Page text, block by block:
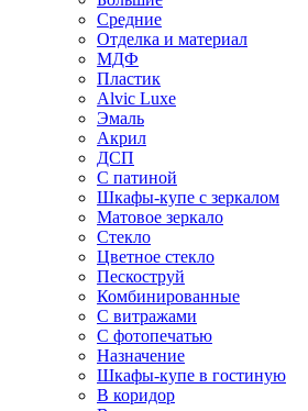
Средние
Отделка и материал
МДФ
Пластик
Alvic Luxe
Эмаль
Акрил
ДСП
С патиной
Шкафы-купе с зеркалом
Матовое зеркало
Стекло
Цветное стекло
Пескоструй
Комбинированные
С витражами
С фотопечатью
Назначение
Шкафы-купе в гостиную
В коридор